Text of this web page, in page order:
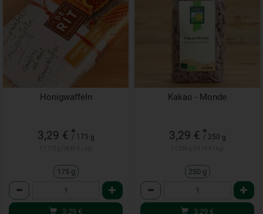
Honigwaffeln
3,29 € *
/ 175 g
175 g
Anzahl
3,29 €
Kakao - Monde
3,29 € *
/ 250 g
250 g
Anzahl
3,29 €